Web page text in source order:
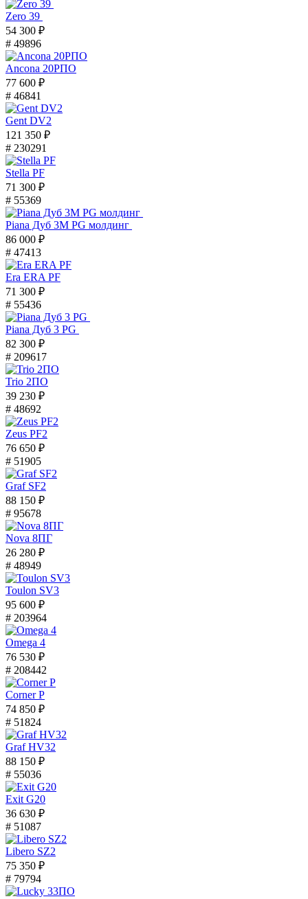
Zero 39
54 300 ₽
# 49896
Ancona 20РПО
77 600 ₽
# 46841
Gent DV2
121 350 ₽
# 230291
Stella PF
71 300 ₽
# 55369
Piana Дуб 3M PG молдинг
86 000 ₽
# 47413
Era ERA PF
71 300 ₽
# 55436
Piana Дуб 3 PG
82 300 ₽
# 209617
Trio 2ПО
39 230 ₽
# 48692
Zeus PF2
76 650 ₽
# 51905
Graf SF2
88 150 ₽
# 95678
Nova 8ПГ
26 280 ₽
# 48949
Toulon SV3
95 600 ₽
# 203964
Omega 4
76 530 ₽
# 208442
Corner P
74 850 ₽
# 51824
Graf HV32
88 150 ₽
# 55036
Exit G20
36 630 ₽
# 51087
Libero SZ2
75 350 ₽
# 79794